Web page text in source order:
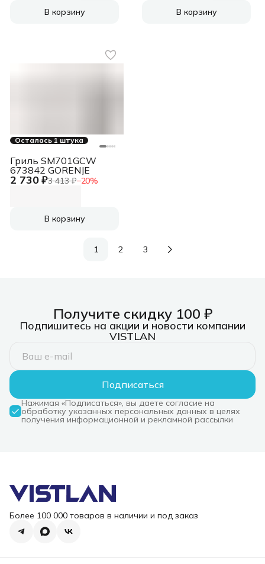
В корзину В корзину
Осталась 1 штука
2 730 ₽3 413 ₽−20%
Гриль SM701GCW
673842 GORENJE
В корзину
1 2 3
Получите скидку 100 ₽
Подпишитесь на акции и новости компании
VISTLAN
Подписаться
Нажимая «Подписаться», вы даете согласие на
обработку указанных персональных данных в целях
получения информационной и рекламной рассылки
Более 100 000 товаров в наличии и под заказ